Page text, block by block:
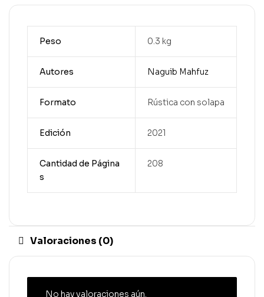
Peso 0.3 kg
Autores Naguib Mahfuz
Formato Rústica con solapa
Edición 2021
Cantidad de Página
s
208
Valoraciones (0)
No hay valoraciones aún.